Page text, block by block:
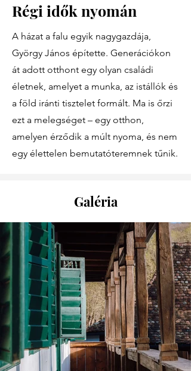
Régi idők nyomán
A házat a falu egyik nagygazdája,
György János építette. Generációkon
át adott otthont egy olyan családi
életnek, amelyet a munka, az istállók és
a föld iránti tisztelet formált. Ma is őrzi
ezt a melegséget – egy otthon,
amelyen érződik a múlt nyoma, és nem
egy élettelen bemutatóteremnek tűnik.
Galéria